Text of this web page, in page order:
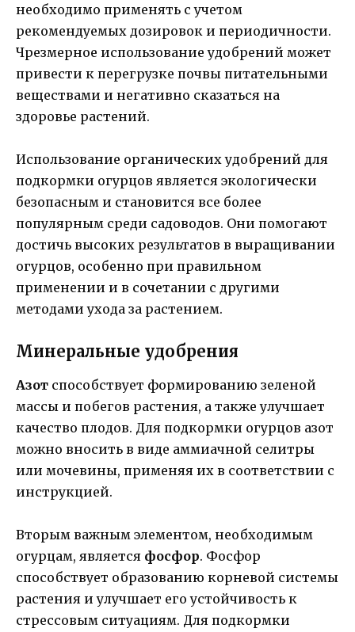
необходимо применять с учетом
рекомендуемых дозировок и периодичности.
Чрезмерное использование удобрений может
привести к перегрузке почвы питательными
веществами и негативно сказаться на
здоровье растений.
Использование органических удобрений для
подкормки огурцов является экологически
безопасным и становится все более
популярным среди садоводов. Они помогают
достичь высоких результатов в выращивании
огурцов, особенно при правильном
применении и в сочетании с другими
методами ухода за растением.
Минеральные удобрения
Азот способствует формированию зеленой
массы и побегов растения, а также улучшает
качество плодов. Для подкормки огурцов азот
можно вносить в виде аммиачной селитры
или мочевины, применяя их в соответствии с
инструкцией.
Вторым важным элементом, необходимым
огурцам, является фосфор. Фосфор
способствует образованию корневой системы
растения и улучшает его устойчивость к
стрессовым ситуациям. Для подкормки